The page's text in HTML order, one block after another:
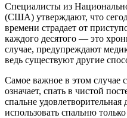
Специалисты из
(США) утверждают, что
времени страдает от
каждого десятого — это
случае, предупреждают
ведь существуют другие
Самое важное в этом случае
означает, спать в чистой
спальне
использовать спальню